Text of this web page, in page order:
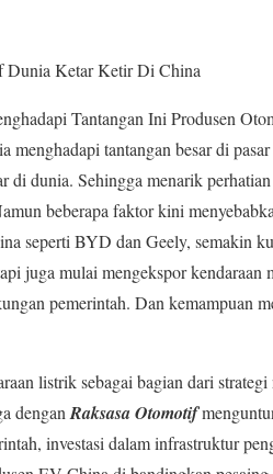
Dunia Ketar Ketir Di China
Tantangan Ini Produsen
menghadapi tantangan besar di
di dunia. Sehingga menarik
beberapa faktor kini
seperti BYD dan Geely, semakin
juga mulai mengekspor kendaraan
pemerintah. Dan kemampuan
listrik sebagai bagian dari
dengan Raksasa Otomotif
investasi dalam infrastruktur